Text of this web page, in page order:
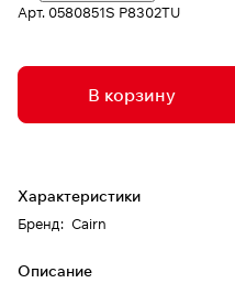
Арт. 0580851S P8302TU
В корзину
Характеристики
Бренд: Cairn
Описание